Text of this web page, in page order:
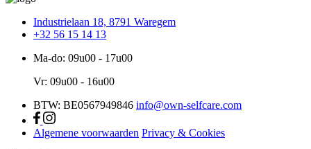
Industrielaan 18, 8791 Waregem
+32 56 15 14 13
Ma-do: 09u00 - 17u00
Vr: 09u00 - 16u00
BTW: BE0567949846 info@own-selfcare.com
Algemene voorwaarden Privacy & Cookies